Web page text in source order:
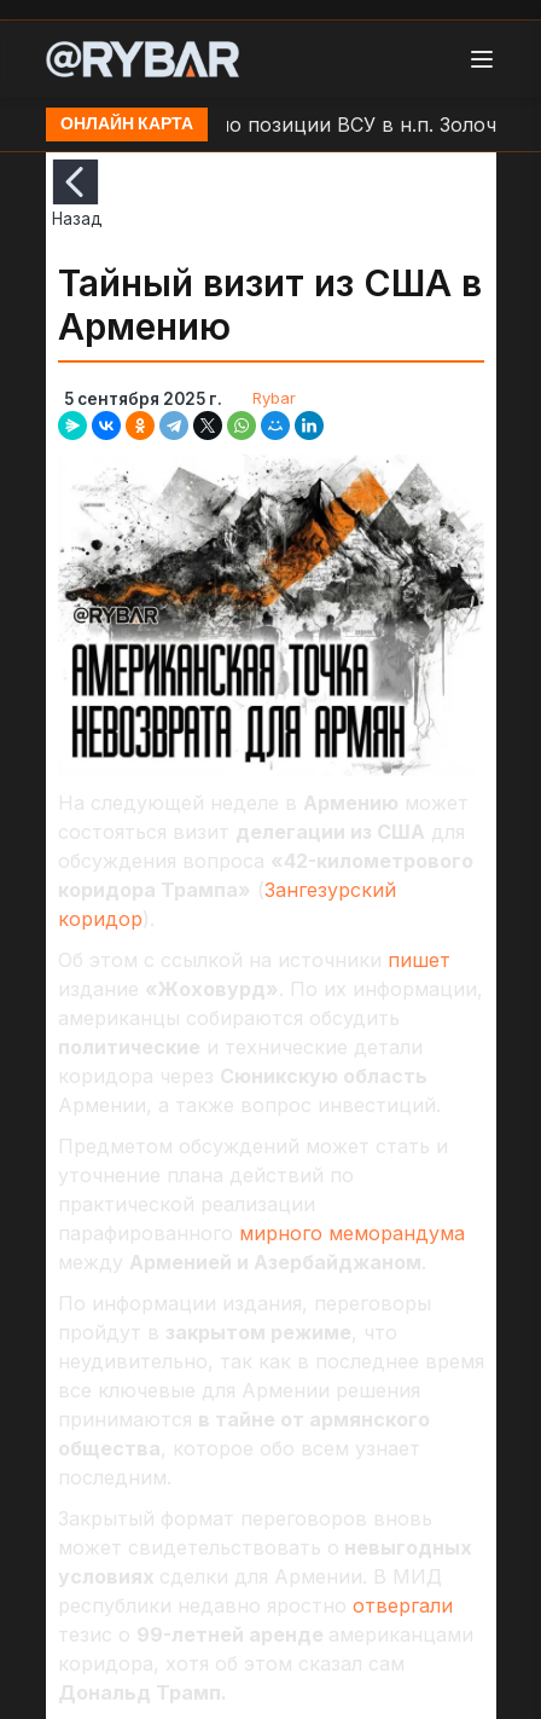
ОНЛАЙН КАРТА
БЛА "Молния" по позиции ВСУ в н.п. Золочев
Назад
Тайный визит из США в
Армению
5 сентября 2025 г. Rybar
На следующей неделе в Армению может
состояться визит делегации из США для
обсуждения вопроса «42-километрового
коридора Трампа» (Зангезурский
коридор).
Об этом с ссылкой на источники пишет
издание «Жоховурд» . По их информации,
американцы собираются обсудить
политические и технические детали
коридора через Сюникскую область
Армении, а также вопрос инвестиций.
Предметом обсуждений может стать и
уточнение плана действий по
практической реализации
парафированного мирного меморандума
между Арменией и Азербайджаном.
По информации издания, переговоры
пройдут в закрытом режиме, что
неудивительно, так как в последнее время
все ключевые для Армении решения
принимаются в тайне от армянского
общества, которое обо всем узнает
последним.
Закрытый формат переговоров вновь
может свидетельствовать о невыгодных
условиях сделки для Армении. В МИД
республики недавно яростно отвергали
тезис о 99-летней аренде американцами
коридора, хотя об этом сказал сам
Дональд Трамп.